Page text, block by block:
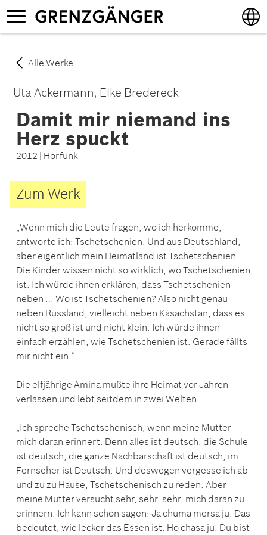
Direkt
zum
Inhalt
Navigation
aktivieren/deaktivieren
Alle Werke
Uta Ackermann Elke Bredereck
Damit mir niemand ins
Herz spuckt
2012 | Hörfunk
Zum Werk
„Wenn mich die Leute fragen, wo ich herkomme,
antworte ich: Tschetschenien. Und aus Deutschland,
aber eigentlich mein Heimatland ist Tschetschenien.
Die Kinder wissen nicht so wirklich, wo Tschetschenien
ist. Ich würde ihnen erklären, dass Tschetschenien
neben … Wo ist Tschetschenien? Also nicht genau
neben Russland, vielleicht neben Kasachstan, dass es
nicht so groß ist und nicht klein. Ich würde ihnen
einfach erzählen, wie Tschetschenien ist. Gerade fällts
mir nicht ein.“
Die elfjährige Amina mußte ihre Heimat vor Jahren
verlassen und lebt seitdem in zwei Welten.
„Ich spreche Tschetschenisch, wenn meine Mutter
mich daran erinnert. Denn alles ist deutsch, die Schule
ist deutsch, die ganze Nachbarschaft ist deutsch, im
Fernseher ist Deutsch. Und deswegen vergesse ich ab
und zu zu Hause, Tschetschenisch zu reden. Aber
meine Mutter versucht sehr, sehr, sehr, mich daran zu
erinnern. Ich kann schon sagen: Ja chuma mersa ju. Das
bedeutet, wie lecker das Essen ist. Ho chasa ju. Du bist